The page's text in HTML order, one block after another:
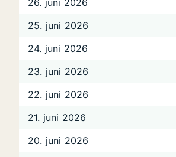
26. juni 2026
25. juni 2026
24. juni 2026
23. juni 2026
22. juni 2026
21. juni 2026
20. juni 2026